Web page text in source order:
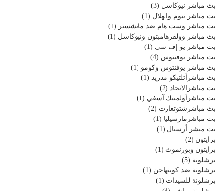
بث مباشر نيوكاسل (3)
بث مباشر نيوم والهلال (1)
بث مباشر وست هام ضد مانشستر (1)
بث مباشر وولفرهامبتون ونيوكاسل (1)
بث مباشر يو إف سي (1)
بث مباشر يوفنتوس (4)
بث مباشر يوفنتوس وكومو (1)
بث مباشرأتلتيكو مدريد (1)
بث مباشرالاتحاد (2)
بث مباشرأولمبيك آسفي (1)
بث مباشرشتوتغارت (2)
بث مباشرمارسيليا (1)
بث مبشر أرسنال (1)
برايتون (2)
برايتون وبورنموث (1)
برشلونة (5)
برشلونة ضد كوبنهاجن (1)
برشلونة للسيدات (1)